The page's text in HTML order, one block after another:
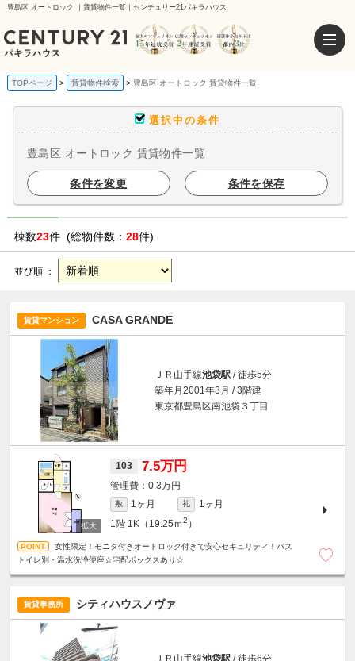
豊島区 オートロック ｜賃貸物件一覧｜センチュリー21パキラハウス
TOPページ 賃貸物件検索 豊島区 オートロック 賃貸物件一覧
選択中の条件
豊島区 オートロック 賃貸物件一覧
条件を変更 条件を保存
棟数23件 (総物件数： 28件)
並び順 ：
賃貸マンション CASA GRANDE
ＪＲ山手線池袋駅 / 徒歩5分
築年月2001年3月 / 3階建
東京都豊島区南池袋３丁目
103 7.5万円
0.3万円
敷 1ヶ月 礼
1ヶ月
1階 1K（19.25ｍ2 ）
女性限定！モニタ付きオートロック付きで安心セキュリティ！バス
トイレ別・温水洗浄便座☆宅配ボックスあり☆
賃貸事務所 シティハウスノヴァ
ＪＲ山手線池袋駅 / 徒歩6分